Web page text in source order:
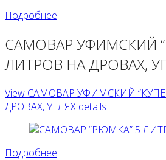
Подробнее
САМОВАР УФИМСКИЙ
ЛИТРОВ НА ДРОВАХ,
View САМОВАР УФИМСКИЙ
ДРОВАХ, УГЛЯХ details
Подробнее